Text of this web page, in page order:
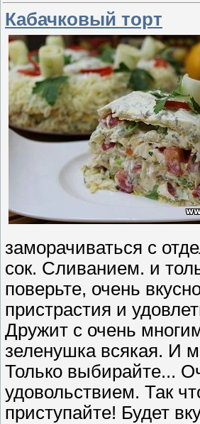
Кабачковый торт
заморачиваться с
сок. Сливанием. и
поверьте, очень
пристрастия и
Дружит с очень
зеленушка всякая. И
Только выбирайте...
удовольствием. Так
приступайте! Будет